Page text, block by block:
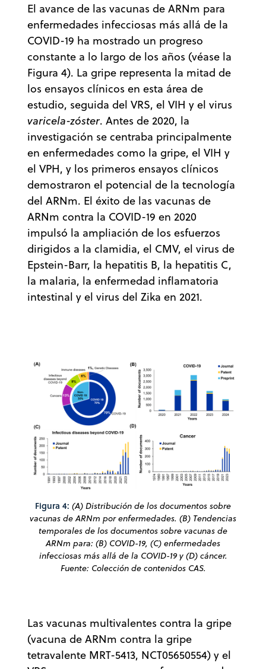
El avance de las vacunas de ARNm para
enfermedades infecciosas más allá de la
COVID-19 ha mostrado un progreso
constante a lo largo de los años (véase la
Figura 4). La gripe representa la mitad de
los ensayos clínicos en esta área de
estudio, seguida del VRS, el VIH y el virus
varicela-zóster. Antes de 2020, la
investigación se centraba principalmente
en enfermedades como la gripe, el VIH y
el VPH, y los primeros ensayos clínicos
demostraron el potencial de la tecnología
del ARNm. El éxito de las vacunas de
ARNm contra la COVID-19 en 2020
impulsó la ampliación de los esfuerzos
dirigidos a la clamidia, el CMV, el virus de
Epstein-Barr, la hepatitis B, la hepatitis C,
la malaria, la enfermedad inflamatoria
intestinal y el virus del Zika en 2021.
Figura 4: (A) Distribución de los documentos sobre
vacunas de ARNm por enfermedades. (B) Tendencias
temporales de los documentos sobre vacunas de
ARNm para: (B) COVID-19, (C) enfermedades
infecciosas más allá de la COVID-19 y (D) cáncer.
Fuente: Colección de contenidos CAS.
Las vacunas multivalentes contra la gripe
(vacuna de ARNm contra la gripe
tetravalente MRT-5413, NCT05650554) y el